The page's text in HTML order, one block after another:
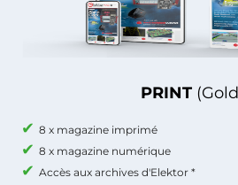
PRINT
8 x magazine imprimé
8 x magazine numérique
Accès aux archives d'Elektor *